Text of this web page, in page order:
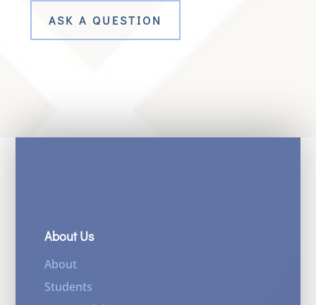
ASK A QUESTION
About Us
About
Students